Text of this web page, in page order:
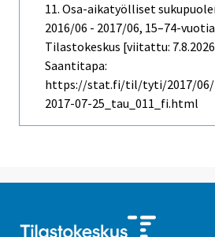
11. Osa-aikatyölliset
2016/06 - 2017/06, 15–74-
Tilastokeskus [viitattu:
Saantitapa:
https://stat.fi/til/tyti/2017/06/
2017-07-25_tau_011_fi.html